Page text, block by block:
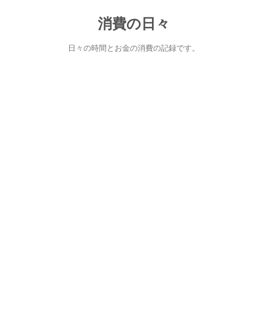
消費の日々
日々の時間とお金の消費の記録です。